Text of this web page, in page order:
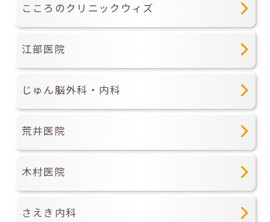
こころのクリニックウィズ
江部医院
じゅん脳外科・内科
荒井医院
木村医院
さえき内科